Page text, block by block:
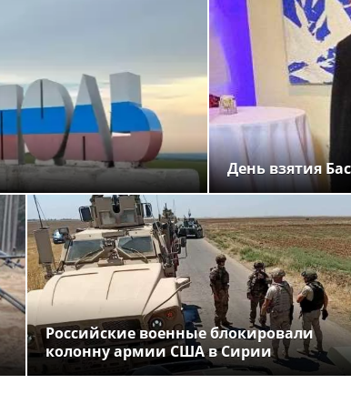
День взятия
Российские военные блокировали
колонну армии США в Сирии